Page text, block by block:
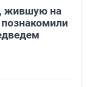
жившую на